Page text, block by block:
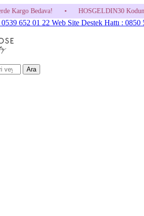
• HOSGELDIN30 Kodunu Kullanmayı
652 01 22 Web Site Destek Hattı : 0850
Ara